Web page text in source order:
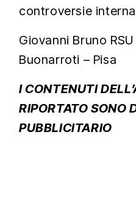
controversie
Giovanni Bruno
Buonarroti – Pisa
I CONTENUTI
RIPORTATO SONO
PUBBLICITARIO